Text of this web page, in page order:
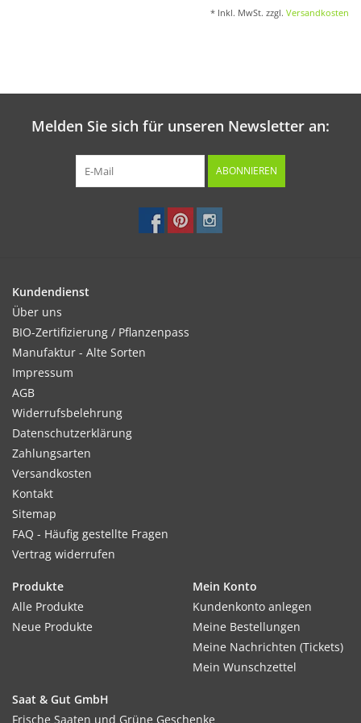
* Inkl. MwSt. zzgl. Versandkosten
Melden Sie sich für unseren Newsletter an:
ABONNIEREN
Kundendienst
Über uns
BIO-Zertifizierung / Pflanzenpass
Manufaktur - Alte Sorten
Impressum
AGB
Widerrufsbelehrung
Datenschutzerklärung
Zahlungsarten
Versandkosten
Kontakt
Sitemap
FAQ - Häufig gestellte Fragen
Vertrag widerrufen
Produkte
Alle Produkte
Neue Produkte
Mein Konto
Kundenkonto anlegen
Meine Bestellungen
Meine Nachrichten (Tickets)
Mein Wunschzettel
Saat & Gut GmbH
Frische Saaten und Grüne Geschenke